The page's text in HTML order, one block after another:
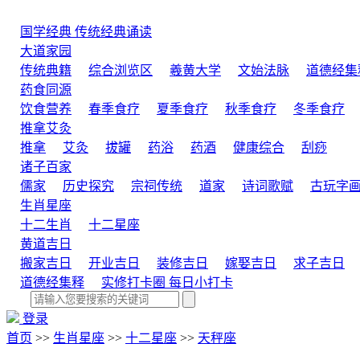
国学经典 传统经典诵读
大道家园
传统典籍
综合浏览区 羲黄大学 文始法脉
道德经集
药食同源
饮食营养
春季食疗 夏季食疗 秋季食疗 冬季食疗
推拿艾灸
推拿
艾灸 拔罐 药浴 药酒 健康综合
刮痧
诸子百家
儒家
历史探究 宗祠传统 道家 诗词歌赋 古玩字画
生肖星座
十二生肖
十二星座
黄道吉日
搬家吉日
开业吉日 装修吉日 嫁娶吉日
求子吉日
道德经集释
实修打卡圈 每日小打卡
登录
首页 >> 生肖星座 >> 十二星座 >> 天秤座